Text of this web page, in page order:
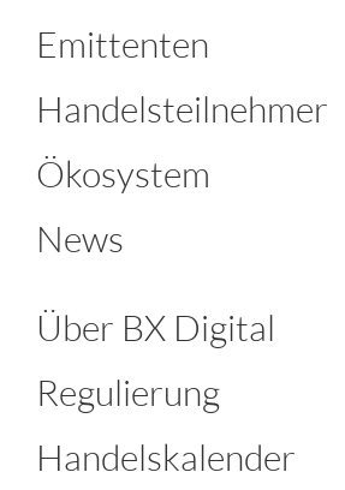
Emittenten
Handelsteilnehmer
Ökosystem
News
Über BX Digital
Regulierung
Handelskalender